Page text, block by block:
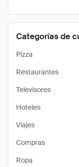
Categorías de
Pizza
Restaurantes
Televisores
Hoteles
Viajes
Compras
Ropa